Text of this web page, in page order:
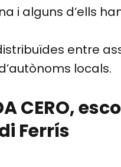
i alguns d’ells
entre
locals.
CERO,
Ferrís